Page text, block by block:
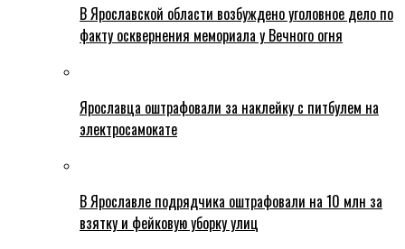
В Ярославской области возбуждено уголовное дело по
факту осквернения мемориала у Вечного огня
Ярославца оштрафовали за наклейку с питбулем на
электросамокате
В Ярославле подрядчика оштрафовали на 10 млн за
взятку и фейковую уборку улиц